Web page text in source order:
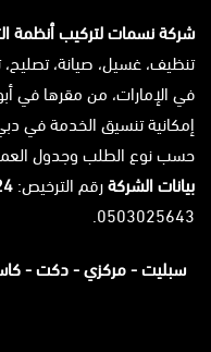
شركة نسمات لتركيب أنظمة
تنظيف، غسيل، صيانة،
في الإمارات، من مقرها في
إمكانية تنسيق الخدمة في
حسب نوع الطلب وجدول
بيانات الشركةرقم الترخيص:
0503025643.
سبليت -مركزي -دكت -